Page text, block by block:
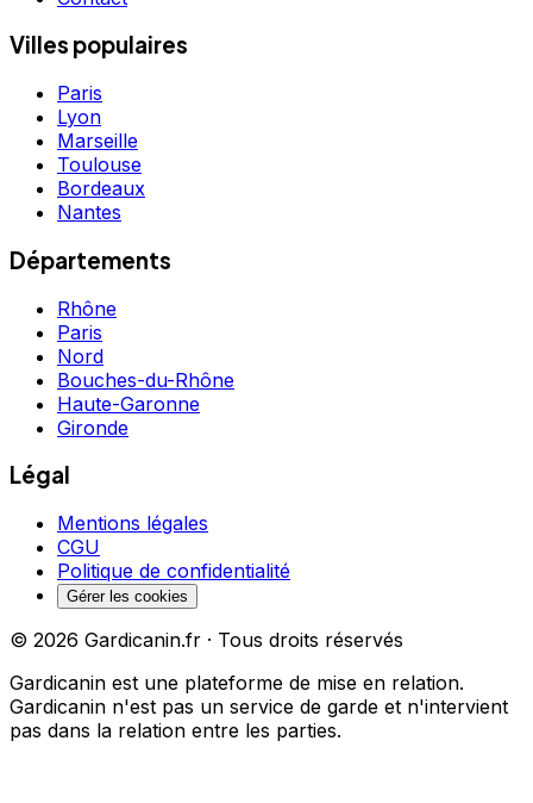
Villes populaires
Paris
Lyon
Marseille
Toulouse
Bordeaux
Nantes
Départements
Rhône
Paris
Nord
Bouches-du-Rhône
Haute-Garonne
Gironde
Légal
Mentions légales
CGU
Politique de confidentialité
Gérer les cookies
© 2026 Gardicanin.fr · Tous droits réservés
Gardicanin est une plateforme de mise en relation.
Gardicanin n'est pas un service de garde et n'intervient
pas dans la relation entre les parties.